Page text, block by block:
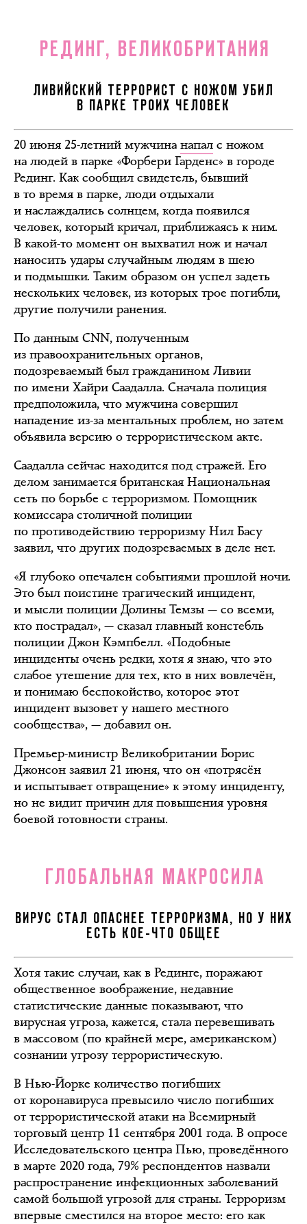
РЕДИНГ, ВЕЛИКОБРИТАНИЯ
ЛИВИЙСКИЙ ТЕРРОРИСТ С НОЖОМ УБИЛ
В ПАРКЕ ТРОИХ ЧЕЛОВЕК
20 июня 25-летний мужчина напал с ножом
на людей в парке «Форбери Гарденс» в городе
Рединг. Как сообщил свидетель, бывший
в то время в парке, люди отдыхали
и наслаждались солнцем, когда появился
человек, который кричал, приближаясь к ним.
В какой-то момент он выхватил нож и начал
наносить удары случайным людям в шею
и подмышки. Таким образом он успел задеть
нескольких человек, из которых трое погибли,
другие получили ранения.
По данным CNN, полученным
из правоохранительных органов,
подозреваемый был гражданином Ливии
по имени Хайри Саадалла. Сначала полиция
предположила, что мужчина совершил
нападение из-за ментальных проблем, но затем
объявила версию о террористическом акте.
Саадалла сейчас находится под стражей. Его
делом занимается британская Национальная
сеть по борьбе с терроризмом. Помощник
комиссара столичной полиции
по противодействию терроризму Нил Басу
заявил, что других подозреваемых в деле нет.
«Я глубоко опечален событиями прошлой ночи.
Это был поистине трагический инцидент,
и мысли полиции Долины Темзы — со всеми,
кто пострадал», — сказал главный констебль
полиции Джон Кэмпбелл. «Подобные
инциденты очень редки, хотя я знаю, что это
слабое утешение для тех, кто в них вовлечён,
и понимаю беспокойство, которое этот
инцидент вызовет у нашего местного
сообщества», — добавил он.
Премьер-министр Великобритании Борис
Джонсон заявил 21 июня, что он «потрясён
и испытывает отвращение» к этому инциденту,
но не видит причин для повышения уровня
боевой готовности страны.
ГЛОБАЛЬНАЯ МАКРОСИЛА
ВИРУС СТАЛ ОПАСНЕЕ ТЕРРОРИЗМА, НО У НИХ
ЕСТЬ КОЕ-ЧТО ОБЩЕЕ
Хотя такие случаи, как в Рединге, поражают
общественное воображение, недавние
статистические данные показывают, что
вирусная угроза, кажется, стала перевешивать
в массовом (по крайней мере, американском)
сознании угрозу террористическую.
В Нью-Йорке количество погибших
от коронавируса превысило число погибших
от террористической атаки на Всемирный
торговый центр 11 сентября 2001 года. В опросе
Исследовательского центра Пью, проведённого
в марте 2020 года, 79% респондентов назвали
распространение инфекционных заболеваний
самой большой угрозой для страны. Терроризм
впервые сместился на второе место: его как